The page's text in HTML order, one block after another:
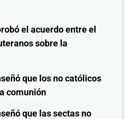
el acuerdo entre el
sobre la
que los no católicos
comunión
que las sectas no